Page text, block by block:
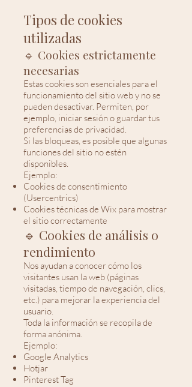
Tipos de cookies
utilizadas
🔹 Cookies estrictamente
necesarias
Estas cookies son esenciales para el
funcionamiento del sitio web y no se
pueden desactivar. Permiten, por
ejemplo, iniciar sesión o guardar tus
preferencias de privacidad.
Si las bloqueas, es posible que algunas
funciones del sitio no estén
disponibles.
Ejemplo:
Cookies de consentimiento
(Usercentrics)
Cookies técnicas de Wix para mostrar
el sitio correctamente
🔹 Cookies de análisis o
rendimiento
Nos ayudan a conocer cómo los
visitantes usan la web (páginas
visitadas, tiempo de navegación, clics,
etc.) para mejorar la experiencia del
usuario.
Toda la información se recopila de
forma anónima.
Ejemplo:
Google Analytics
Hotjar
Pinterest Tag